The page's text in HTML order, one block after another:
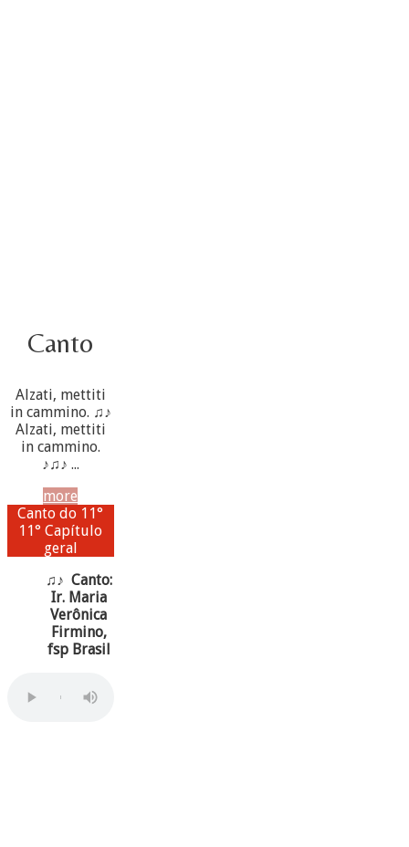
Canto
Alzati, mettiti
in cammino. ♫♪
Alzati, mettiti
in cammino.
♪♫♪ ...
more
Canto do 11°
11° Capítulo
geral
♫♪ Canto:
Ir. Maria
Verônica
Firmino,
fsp Brasil